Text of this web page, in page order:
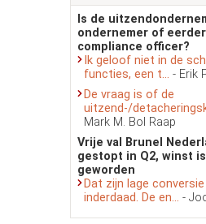
Is de
ondernemer of
compliance officer?
Ik geloof niet in de
functies, een t... - Erik
De vraag is of de
uitzend-/
Mark M. Bol Raap
Vrije val Brunel
gestopt in Q2, winst
geworden
Dat zijn lage conversie
inderdaad. De en... -